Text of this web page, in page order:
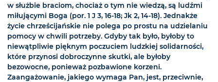
w służbie braciom, chociaż o tym nie wiedzą, są ludźmi
miłującymi Boga (por. 1 J 3, 16-18; Jk 2, 14-18). Jednakże
życie chrześcijańskie nie polega po prostu na udzielaniu
pomocy w chwili potrzeby. Gdyby tak było, byłoby to
niewątpliwie pięknym poczuciem ludzkiej solidarności,
które przynosi dobroczynne skutki, ale byłoby
bezowocne, ponieważ pozbawione korzeni.
Zaangażowanie, jakiego wymaga Pan, jest, przeciwnie,